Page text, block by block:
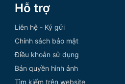
Hỗ trợ
Liên hệ - Ký gửi
Chính sách bảo mật
Điều khoản sử dụng
Bản quyền hình ảnh
Tìm kiếm trên website